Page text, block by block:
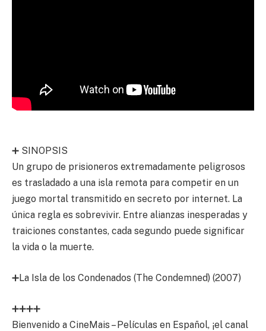
➕ SINOPSIS
Un grupo de prisioneros extremadamente peligrosos
es trasladado a una isla remota para competir en un
juego mortal transmitido en secreto por internet. La
única regla es sobrevivir. Entre alianzas inesperadas y
traiciones constantes, cada segundo puede significar
la vida o la muerte.
➕La Isla de los Condenados (The Condemned) (2007)
➕➕➕➕
Bienvenido a CineMais – Películas en Español, ¡el canal